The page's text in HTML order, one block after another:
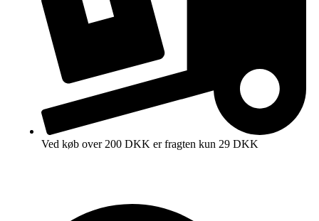
Ved køb over 200 DKK er fragten kun 29 DKK